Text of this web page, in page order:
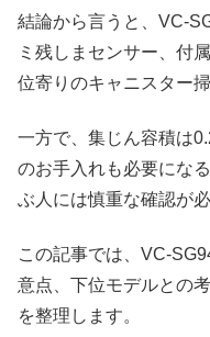
結論から言うと、VC-
ミ残しまセンサー、付
位寄りのキャニスター掃
一方で、集じん容積は
のお手入れも必要にな
ぶ人には慎重な確認が必
この記事では、VC-
意点、下位モデルとの
を整理します。